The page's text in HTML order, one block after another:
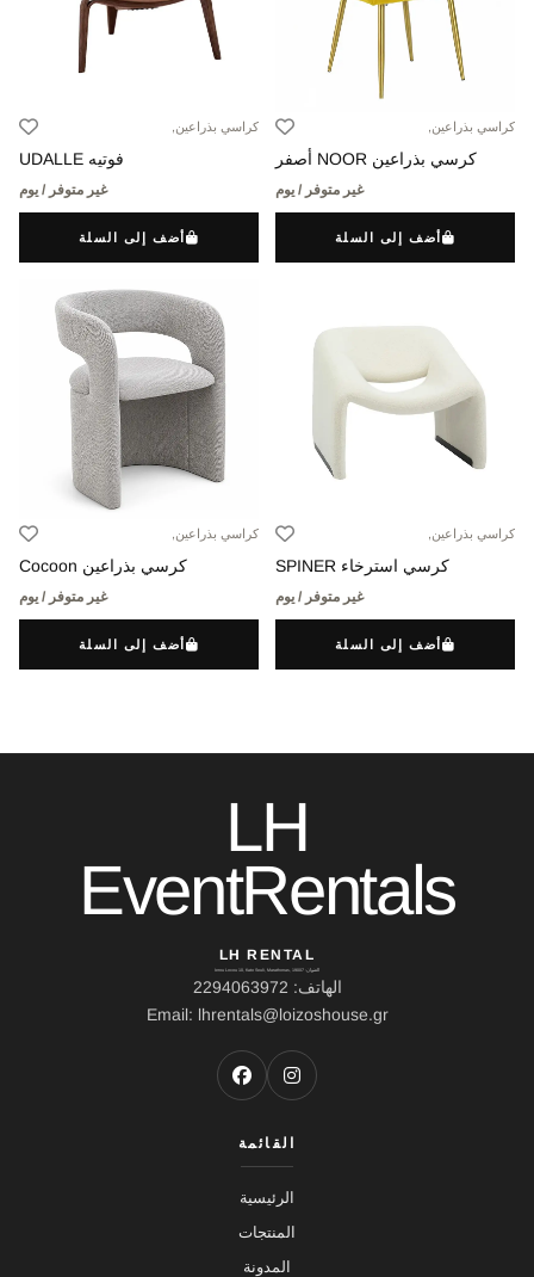
كراسي بذراعين,
كرسي بذراعين NOOR أصفر
غير متوفر / يوم
أضف إلى السلة
كراسي بذراعين,
فوتيه UDALLE
غير متوفر / يوم
أضف إلى السلة
كراسي بذراعين,
كرسي استرخاء SPINER
غير متوفر / يوم
أضف إلى السلة
كراسي بذراعين,
كرسي بذراعين Cocoon
غير متوفر / يوم
أضف إلى السلة
LH
EventRentals
LH RENTAL
العنوان: Ierou Loxou 10, Kato Souli, Marathonas, 19007
الهاتف: 2294063972
Email: lhrentals@loizoshouse.gr
القائمة
الرئيسية
المنتجات
المدونة